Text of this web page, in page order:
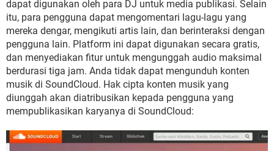
dapat digunakan oleh para DJ untuk media publikasi. Selain
itu, para pengguna dapat mengomentari lagu-lagu yang
mereka dengar, mengikuti artis lain, dan berinteraksi dengan
pengguna lain. Platform ini dapat digunakan secara gratis,
dan menyediakan fitur untuk mengunggah audio maksimal
berdurasi tiga jam. Anda tidak dapat mengunduh konten
musik di SoundCloud. Hak cipta konten musik yang
diunggah akan diatribusikan kepada pengguna yang
mempublikasikan karyanya di SoundCloud: